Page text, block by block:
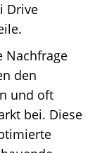
Drive
Nachfrage
den
und oft
bei. Diese